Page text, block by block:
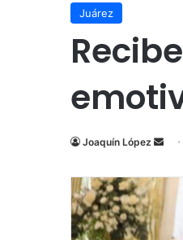
Juárez
Joaquín López